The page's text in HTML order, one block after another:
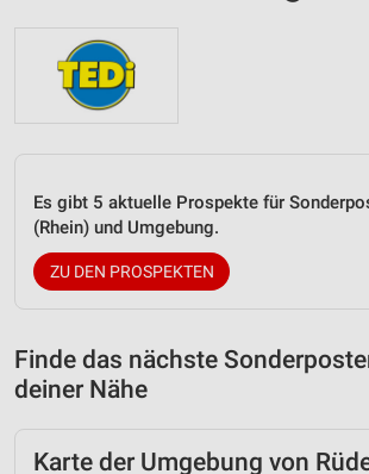
Es gibt 5 aktuelle Prospekte für
(Rhein) und Umgebung.
ZU DEN PROSPEKTEN
Finde das nächste
deiner Nähe
Karte der Umgebung von